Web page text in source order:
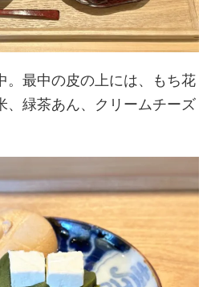
。最中の皮の上には、もち花
、緑茶あん、クリームチーズ